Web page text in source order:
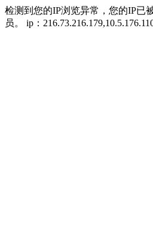
检测到您的IP浏览异常，您的IP已
员。 ip：